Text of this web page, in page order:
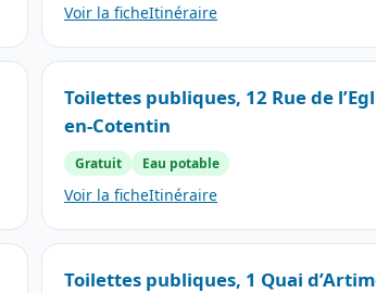
Voir la ficheItinéraire
Toilettes publiques, 12 Rue de
en-Cotentin
Gratuit Eau potable
Voir la ficheItinéraire
Toilettes publiques, 1 Quai